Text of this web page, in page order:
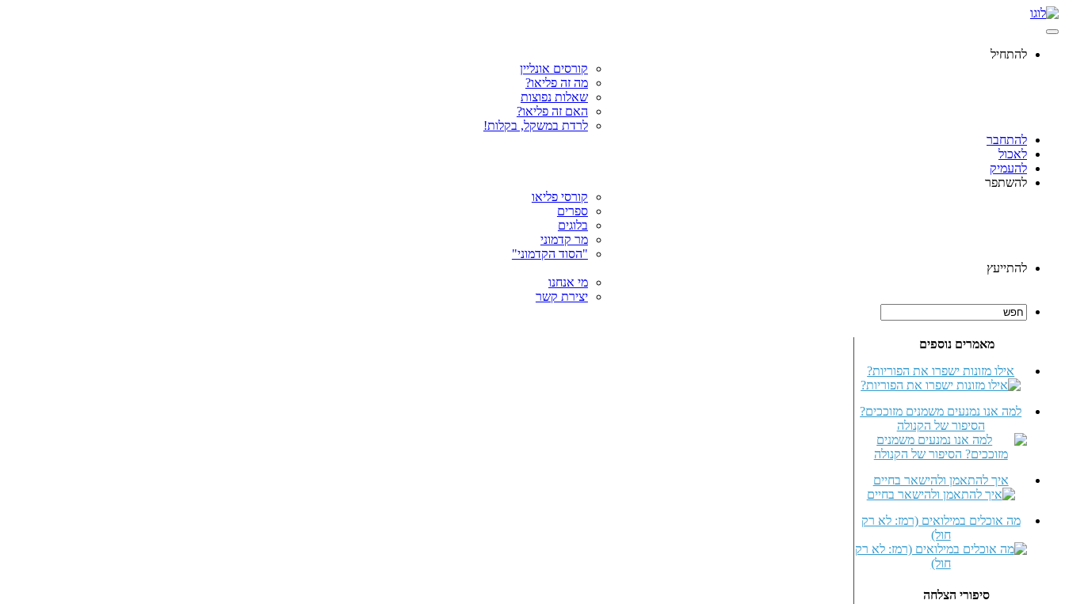
להתחיל
קורסים אונליין
מה זה פליאו?
שאלות נפוצות
האם זה פליאו?
לרדת במשקל, בקלות!
להתחבר
לאכול
להעמיק
להשתפר
קורסי פליאו
ספרים
בלוגים
מר קדמוני
"הסוד הקדמוני"
להתייעץ
מי אנחנו
יצירת קשר
מאמרים נוספים
אילו מזונות ישפרו את הפוריות?
למה אנו נמנעים משמנים מזוככים?
הסיפור של הקנולה
איך להתאמן ולהישאר בחיים
מה אוכלים במילואים (רמז: לא רק
חול)
סיפורי הצלחה